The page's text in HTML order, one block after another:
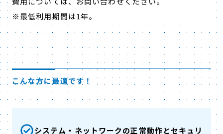
※最低利用期間は1年。
こんな方に最適です！
システム・ネットワークの正常動作とセキュリ